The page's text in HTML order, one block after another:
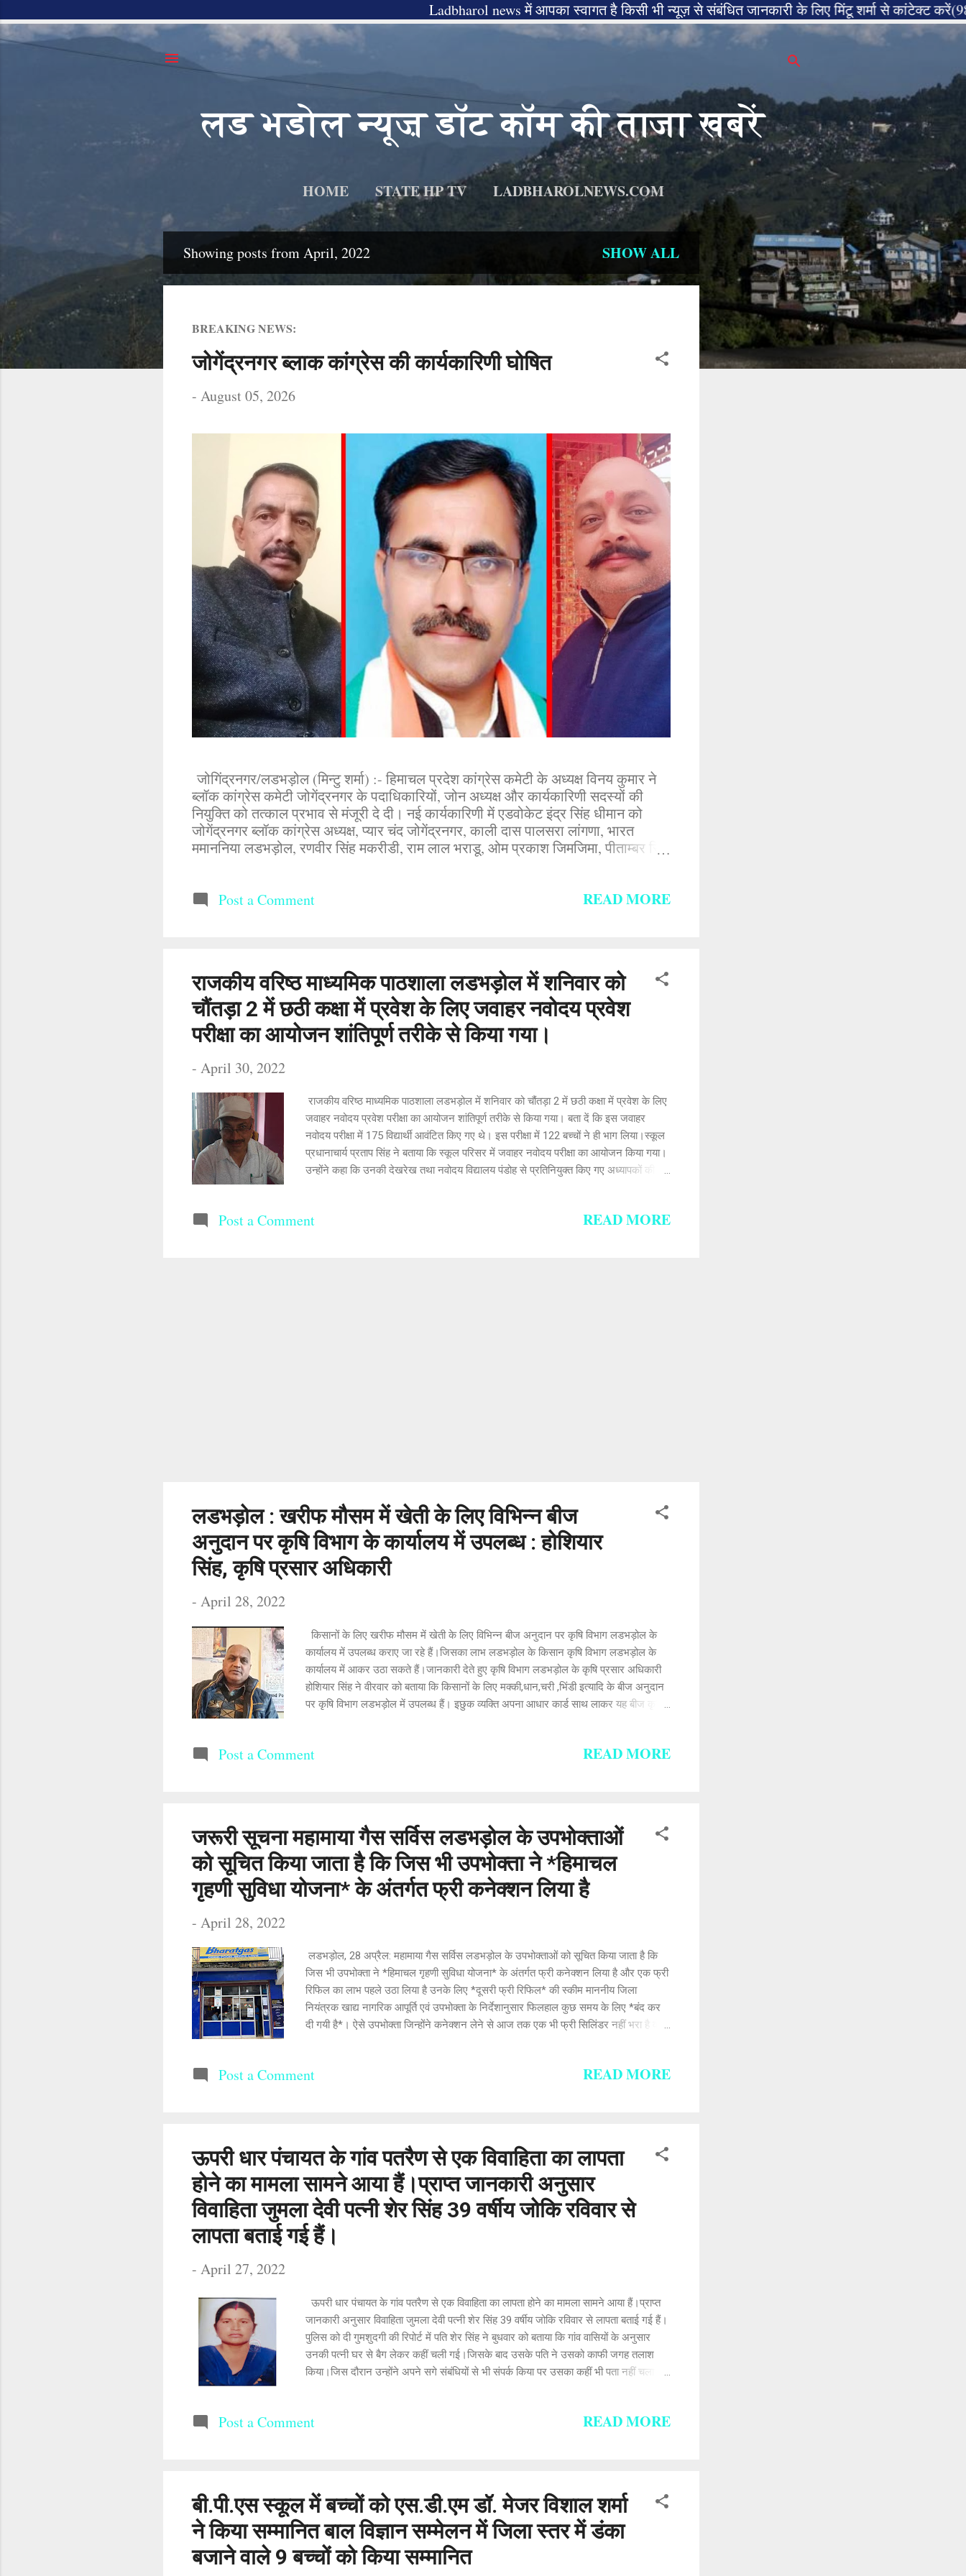
Ladbharol news में आपका स्वागत है किसी भी न्यूज़ से संबंधित जानकारी के लिए मिंटू शर्मा से कांटेक्ट करें(9817742111)
Skip to main content
लड भडोल न्यूज़ डॉट कॉम की ताजा खबरें
HOME STATE HP TV LADBHAROLNEWS.COM
P Showing posts from April, 2022 SHOW ALL
BREAKING NEWS:
जोगेंद्रनगर ब्लाक कांग्रेस की कार्यकारिणी घोषित
- August 05, 2026
जोगिंद्रनगर/लडभड़ोल (मिन्टु शर्मा) :- हिमाचल प्रदेश कांग्रेस कमेटी के अध्यक्ष विनय कुमार ने
ब्लॉक कांग्रेस कमेटी जोगेंद्रनगर के पदाधिकारियों, जोन अध्यक्ष और कार्यकारिणी सदस्यों की
नियुक्ति को तत्काल प्रभाव से मंजूरी दे दी। नई कार्यकारिणी में एडवोकेट इंद्र सिंह धीमान को
जोगेंद्रनगर ब्लॉक कांग्रेस अध्यक्ष, प्यार चंद जोगेंद्रनगर, काली दास पालसरा लांगणा, भारत
ममाननिया लडभड़ोल, रणवीर सिंह मकरीडी, राम लाल भराडू, ओम प्रकाश जिमजिमा, पीताम्बर सिंह
राकेश कुमार भराडू, पवन शर्मा, इंद्र पाल गांव हार गुनेंन, कमला देवी गांव बल्ह, देव राम।
Post a Comment READ MORE
राजकीय वरिष्ठ माध्यमिक पाठशाला लडभड़ोल में शनिवार को
चौंतड़ा 2 में छठी कक्षा में प्रवेश के लिए जवाहर नवोदय प्रवेश
परीक्षा का आयोजन शांतिपूर्ण तरीके से किया गया।
- April 30, 2022
राजकीय वरिष्ठ माध्यमिक पाठशाला लडभड़ोल में शनिवार को चौंतड़ा 2 में छठी कक्षा में प्रवेश के लिए
जवाहर नवोदय प्रवेश परीक्षा का आयोजन शांतिपूर्ण तरीके से किया गया। बता दें कि इस जवाहर
नवोदय परीक्षा में 175 विद्यार्थी आवंटित किए गए थे। इस परीक्षा में 122 बच्चों ने ही भाग लिया।स्कूल
प्रधानाचार्य प्रताप सिंह ने बताया कि स्कूल परिसर में जवाहर नवोदय परीक्षा का आयोजन किया गया।
उन्होंने कहा कि उनकी देखरेख तथा नवोदय विद्यालय पंडोह से प्रतिनियुक्त किए गए अध्यापकों की
Post a Comment READ MORE
लडभड़ोल : खरीफ मौसम में खेती के लिए विभिन्न बीज
अनुदान पर कृषि विभाग के कार्यालय में उपलब्ध : होशियार
सिंह, कृषि प्रसार अधिकारी
- April 28, 2022
किसानों के लिए खरीफ मौसम में खेती के लिए विभिन्न बीज अनुदान पर कृषि विभाग लडभड़ोल के
कार्यालय में उपलब्ध कराए जा रहे हैं।जिसका लाभ लडभड़ोल के किसान कृषि विभाग लडभड़ोल के
कार्यालय में आकर उठा सकते हैं।जानकारी देते हुए कृषि विभाग लडभड़ोल के कृषि प्रसार अधिकारी
होशियार सिंह ने वीरवार को बताया कि किसानों के लिए मक्की,धान,चरी ,भिंडी इत्यादि के बीज अनुदान
पर कृषि विभाग लडभड़ोल में उपलब्ध हैं। इछुक व्यक्ति अपना आधार कार्ड साथ लाकर यह बीज कृषि
Post a Comment READ MORE
जरूरी सूचना महामाया गैस सर्विस लडभड़ोल के उपभोक्ताओं
को सूचित किया जाता है कि जिस भी उपभोक्ता ने *हिमाचल
गृहणी सुविधा योजना* के अंतर्गत फ्री कनेक्शन लिया है
- April 28, 2022
लडभड़ोल, 28 अप्रैल: महामाया गैस सर्विस लडभड़ोल के उपभोक्ताओं को सूचित किया जाता है कि
जिस भी उपभोक्ता ने *हिमाचल गृहणी सुविधा योजना* के अंतर्गत फ्री कनेक्शन लिया है और एक फ्री
रिफिल का लाभ पहले उठा लिया है उनके लिए *दूसरी फ्री रिफिल* की स्कीम माननीय जिला
नियंत्रक खाद्य नागरिक आपूर्ति एवं उपभोक्ता के निर्देशानुसार फिलहाल कुछ समय के लिए *बंद कर
दी गयी है*। ऐसे उपभोक्ता जिन्होंने कनेक्शन लेने से आज तक एक भी फ्री सिलिंडर नहीं भरा है वो
कर सकते हैं।
Post a Comment READ MORE
ऊपरी धार पंचायत के गांव पतरैण से एक विवाहिता का लापता
होने का मामला सामने आया हैं।प्राप्त जानकारी अनुसार
विवाहिता जुमला देवी पत्नी शेर सिंह 39 वर्षीय जोकि रविवार से
लापता बताई गई हैं।
- April 27, 2022
ऊपरी धार पंचायत के गांव पतरैण से एक विवाहिता का लापता होने का मामला सामने आया हैं।प्राप्त
जानकारी अनुसार विवाहिता जुमला देवी पत्नी शेर सिंह 39 वर्षीय जोकि रविवार से लापता बताई गई हैं।
पुलिस को दी गुमशुदगी की रिपोर्ट में पति शेर सिंह ने बुधवार को बताया कि गांव वासियों के अनुसार
उनकी पत्नी घर से बैग लेकर कहीं चली गई।जिसके बाद उसके पति ने उसको काफी जगह तलाश
किया।जिस दौरान उन्होंने अपने सगे संबंधियों से भी संपर्क किया पर उसका कहीं भी पता नहीं चला।
डीएसपी पधर लोकिंद्र नेगी ने बताया कि गुमशुदगी का मामला दर्ज कर लिया गया है।
Post a Comment READ MORE
बी.पी.एस स्कूल में बच्चों को एस.डी.एम डॉ. मेजर विशाल शर्मा
ने किया सम्मानित बाल विज्ञान सम्मेलन में जिला स्तर में डंका
बजाने वाले 9 बच्चों को किया सम्मानित
मिंटू शर्मा से कांटेक्ट करें(9817742111)